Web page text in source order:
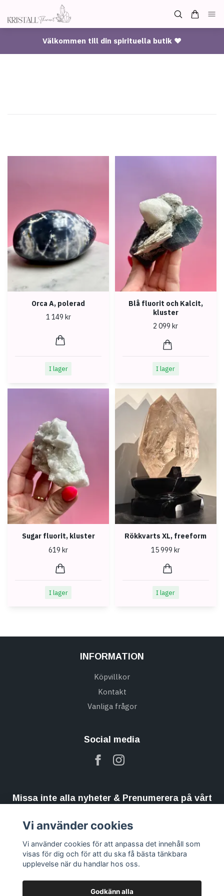
Välkommen till din spirituella butik ♥
Orca A, polerad
1 149 kr
I lager
Blå fluorit och Kalcit,
kluster
2 099 kr
I lager
Sugar fluorit, kluster
619 kr
I lager
Rökkvarts XL, freeform
15 999 kr
I lager
INFORMATION
Köpvillkor
Kontakt
Vanliga frågor
Social media
Missa inte alla nyheter & Prenumerera på vårt
Vi använder cookies
Vi använder cookies för att anpassa det innehåll som
visas för dig och för att du ska få bästa tänkbara
upplevelse när du handlar hos oss.
Godkänn alla